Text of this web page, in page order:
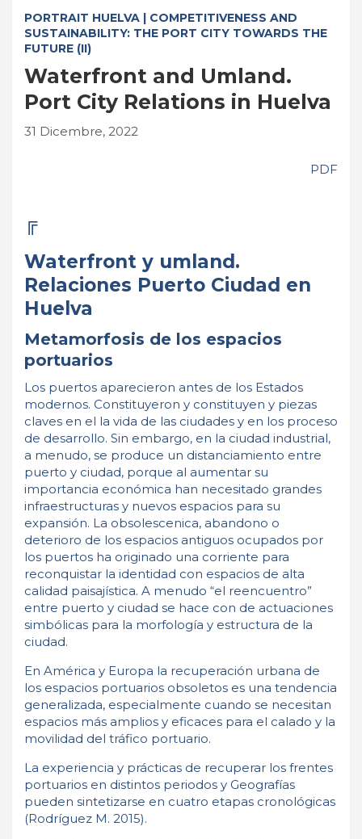
PORTRAIT HUELVA | COMPETITIVENESS AND
SUSTAINABILITY: THE PORT CITY TOWARDS THE
FUTURE (II)
Waterfront and Umland.
Port City Relations in Huelva
31 Dicembre, 2022
PDF
╔
Waterfront y umland.
Relaciones Puerto Ciudad en
Huelva
Metamorfosis de los espacios
portuarios
Los puertos aparecieron antes de los Estados
modernos. Constituyeron y constituyen y piezas
claves en el la vida de las ciudades y en los proceso
de desarrollo. Sin embargo, en la ciudad industrial,
a menudo, se produce un distanciamiento entre
puerto y ciudad, porque al aumentar su
importancia económica han necesitado grandes
infraestructuras y nuevos espacios para su
expansión. La obsolescenica, abandono o
deterioro de los espacios antiguos ocupados por
los puertos ha originado una corriente para
reconquistar la identidad con espacios de alta
calidad paisajística. A menudo “el reencuentro”
entre puerto y ciudad se hace con de actuaciones
simbólicas para la morfología y estructura de la
ciudad.
En América y Europa la recuperación urbana de
los espacios portuarios obsoletos es una tendencia
generalizada, especialmente cuando se necesitan
espacios más amplios y eficaces para el calado y la
movilidad del tráfico portuario.
La experiencia y prácticas de recuperar los frentes
portuarios en distintos periodos y Geografías
pueden sintetizarse en cuatro etapas cronológicas
(Rodríguez M. 2015).